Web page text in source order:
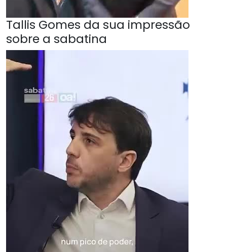
Tallis Gomes da sua impressão
sobre a sabatina